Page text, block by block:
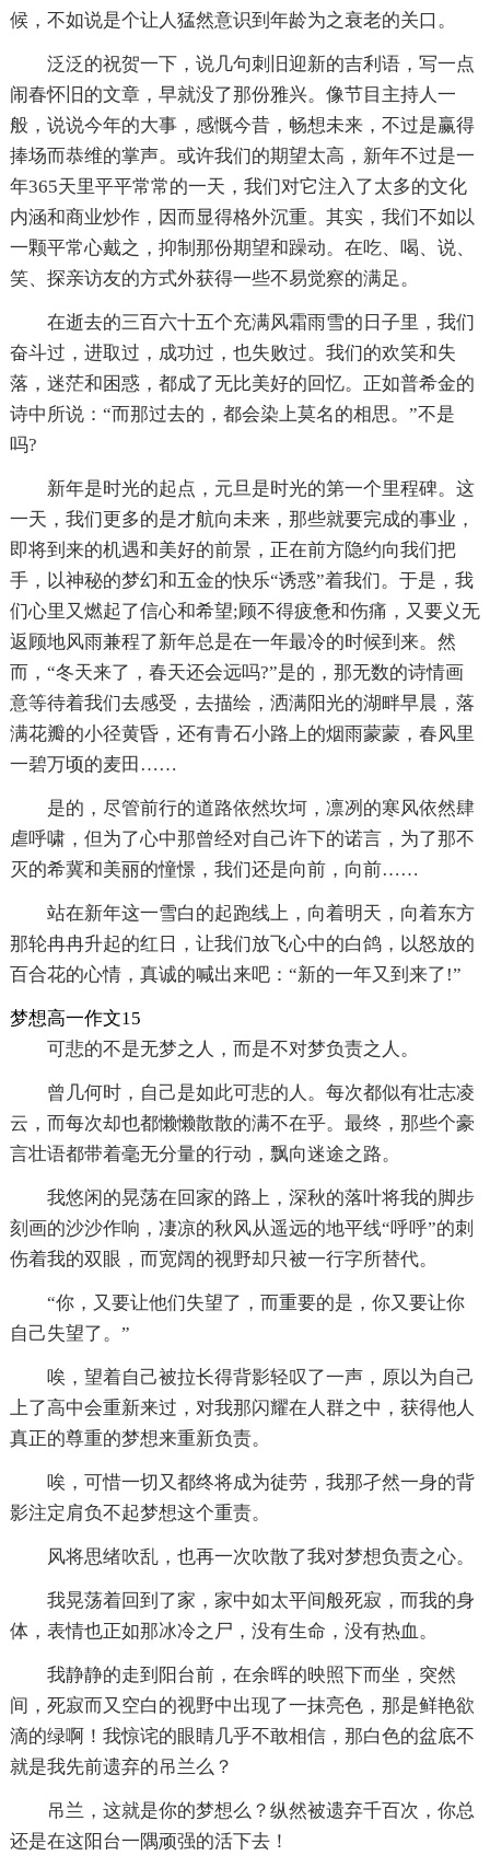
候，不如说是个让人猛然意识到年龄为之衰老的关口。
泛泛的祝贺一下，说几句刺旧迎新的吉利语，写一点
闹春怀旧的文章，早就没了那份雅兴。像节目主持人一
般，说说今年的大事，感慨今昔，畅想未来，不过是赢得
捧场而恭维的掌声。或许我们的期望太高，新年不过是一
年365天里平平常常的一天，我们对它注入了太多的文化
内涵和商业炒作，因而显得格外沉重。其实，我们不如以
一颗平常心戴之，抑制那份期望和躁动。在吃、喝、说、
笑、探亲访友的方式外获得一些不易觉察的满足。
在逝去的三百六十五个充满风霜雨雪的日子里，我们
奋斗过，进取过，成功过，也失败过。我们的欢笑和失
落，迷茫和困惑，都成了无比美好的回忆。正如普希金的
诗中所说：“而那过去的，都会染上莫名的相思。”不是
吗?
新年是时光的起点，元旦是时光的第一个里程碑。这
一天，我们更多的是才航向未来，那些就要完成的事业，
即将到来的机遇和美好的前景，正在前方隐约向我们把
手，以神秘的梦幻和五金的快乐“诱惑”着我们。于是，我
们心里又燃起了信心和希望;顾不得疲惫和伤痛，又要义无
返顾地风雨兼程了新年总是在一年最冷的时候到来。然
而，“冬天来了，春天还会远吗?”是的，那无数的诗情画
意等待着我们去感受，去描绘，洒满阳光的湖畔早晨，落
满花瓣的小径黄昏，还有青石小路上的烟雨蒙蒙，春风里
一碧万顷的麦田……
是的，尽管前行的道路依然坎坷，凛冽的寒风依然肆
虐呼啸，但为了心中那曾经对自己许下的诺言，为了那不
灭的希冀和美丽的憧憬，我们还是向前，向前……
站在新年这一雪白的起跑线上，向着明天，向着东方
那轮冉冉升起的红日，让我们放飞心中的白鸽，以怒放的
百合花的心情，真诚的喊出来吧：“新的一年又到来了!”
梦想高一作文15
可悲的不是无梦之人，而是不对梦负责之人。
曾几何时，自己是如此可悲的人。每次都似有壮志凌
云，而每次却也都懒懒散散的满不在乎。最终，那些个豪
言壮语都带着毫无分量的行动，飘向迷途之路。
我悠闲的晃荡在回家的路上，深秋的落叶将我的脚步
刻画的沙沙作响，凄凉的秋风从遥远的地平线“呼呼”的刺
伤着我的双眼，而宽阔的视野却只被一行字所替代。
“你，又要让他们失望了，而重要的是，你又要让你
自己失望了。”
唉，望着自己被拉长得背影轻叹了一声，原以为自己
上了高中会重新来过，对我那闪耀在人群之中，获得他人
真正的尊重的梦想来重新负责。
唉，可惜一切又都终将成为徒劳，我那孑然一身的背
影注定肩负不起梦想这个重责。
风将思绪吹乱，也再一次吹散了我对梦想负责之心。
我晃荡着回到了家，家中如太平间般死寂，而我的身
体，表情也正如那冰冷之尸，没有生命，没有热血。
我静静的走到阳台前，在余晖的映照下而坐，突然
间，死寂而又空白的视野中出现了一抹亮色，那是鲜艳欲
滴的绿啊！我惊诧的眼睛几乎不敢相信，那白色的盆底不
就是我先前遗弃的吊兰么？
吊兰，这就是你的梦想么？纵然被遗弃千百次，你总
还是在这阳台一隅顽强的活下去！